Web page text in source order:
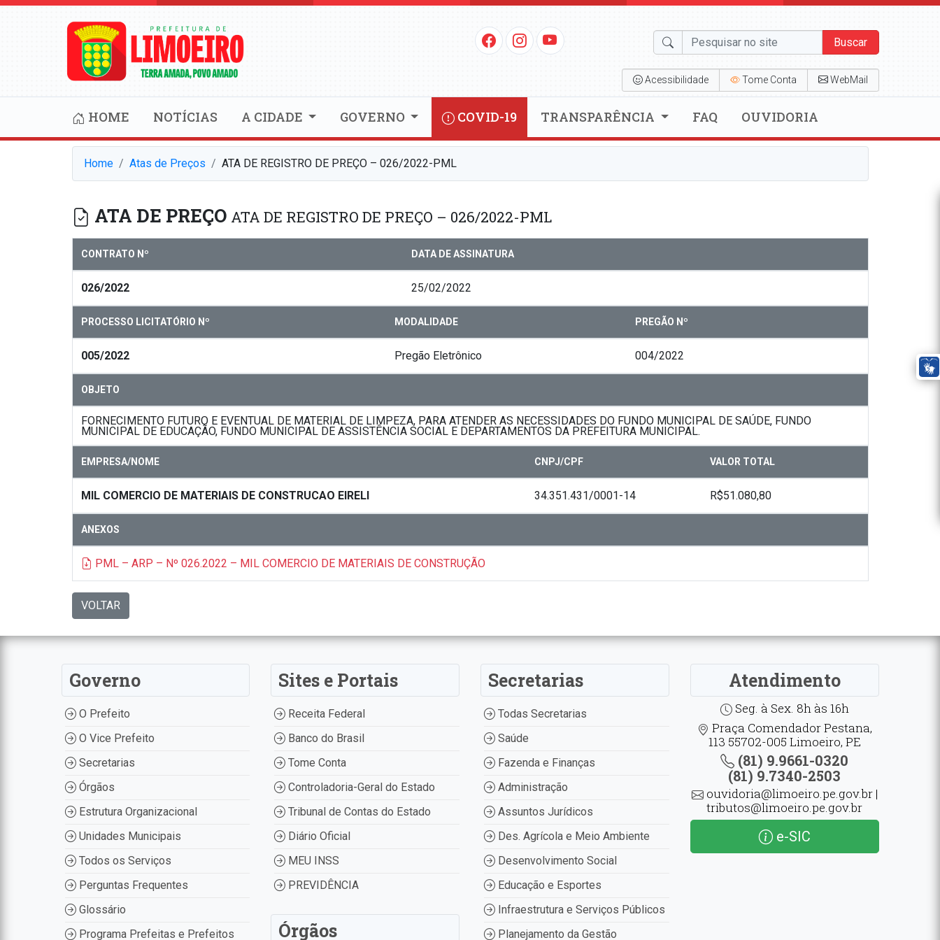
Buscar
Acessibilidade Tome Conta WebMail
HOME NOTÍCIAS A CIDADE GOVERNO COVID-19 TRANSPARÊNCIA FAQ OUVIDORIA
Home Atas de Preços ATA DE REGISTRO DE PREÇO – 026/2022-PML
ATA DE PREÇO ATA DE REGISTRO DE PREÇO – 026/2022-PML
CONTRATO Nº DATA DE ASSINATURA
026/2022 25/02/2022
PROCESSO LICITATÓRIO Nº MODALIDADE PREGÃO Nº
005/2022 Pregão Eletrônico 004/2022
OBJETO
FORNECIMENTO FUTURO E EVENTUAL DE MATERIAL DE LIMPEZA, PARA ATENDER AS NECESSIDADES DO FUNDO MUNICIPAL DE SAÚDE, FUNDO
MUNICIPAL DE EDUCAÇÃO, FUNDO MUNICIPAL DE ASSISTÊNCIA SOCIAL E DEPARTAMENTOS DA PREFEITURA MUNICIPAL.
EMPRESA/NOME CNPJ/CPF VALOR TOTAL
MIL COMERCIO DE MATERIAIS DE CONSTRUCAO EIRELI 34.351.431/0001-14 R$51.080,80
ANEXOS
PML – ARP – Nº 026.2022 – MIL COMERCIO DE MATERIAIS DE CONSTRUÇÃO
VOLTAR
Governo
O Prefeito
O Vice Prefeito
Secretarias
Órgãos
Estrutura Organizacional
Unidades Municipais
Todos os Serviços
Perguntas Frequentes
Glossário
Programa Prefeitas e Prefeitos
Sites e Portais
Receita Federal
Banco do Brasil
Tome Conta
Controladoria-Geral do Estado
Tribunal de Contas do Estado
Diário Oficial
MEU INSS
PREVIDÊNCIA
Órgãos
Secretarias
Todas Secretarias
Saúde
Fazenda e Finanças
Administração
Assuntos Jurídicos
Des. Agrícola e Meio Ambiente
Desenvolvimento Social
Educação e Esportes
Infraestrutura e Serviços Públicos
Planejamento da Gestão
Atendimento
Seg. à Sex. 8h às 16h
Praça Comendador Pestana,
113 55702-005 Limoeiro, PE
(81) 9.9661-0320
(81) 9.7340-2503
ouvidoria@limoeiro.pe.gov.br |
tributos@limoeiro.pe.gov.br
e-SIC